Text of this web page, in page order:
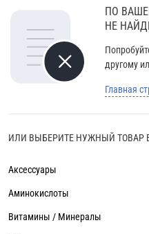
ПО
НЕ
другому
Главная
ИЛИ ВЫБЕРИТЕ НУЖНЫЙ ТОВАР
Аксессуары
Аминокислоты
Витамины / Минералы